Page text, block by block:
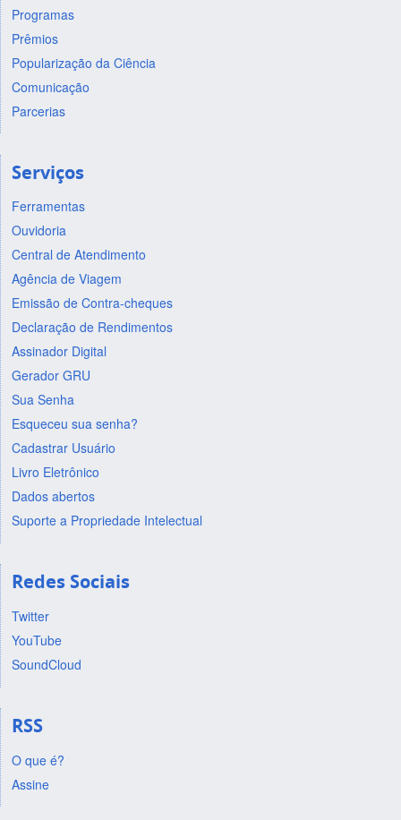
Programas
Prêmios
Popularização da Ciência
Comunicação
Parcerias
Serviços
Ferramentas
Ouvidoria
Central de Atendimento
Agência de Viagem
Emissão de Contra-cheques
Declaração de Rendimentos
Assinador Digital
Gerador GRU
Sua Senha
Esqueceu sua senha?
Cadastrar Usuário
Livro Eletrônico
Dados abertos
Suporte a Propriedade Intelectual
Redes Sociais
Twitter
YouTube
SoundCloud
RSS
O que é?
Assine